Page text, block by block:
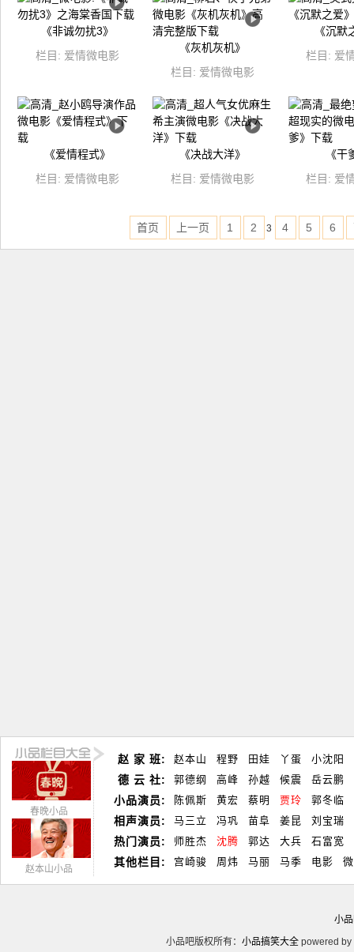
《非诚勿扰3》
栏目: 爱情微电影
《灰机灰机》
栏目: 爱情微电影
《沉默
栏目: 爱
《爱情程式》
栏目: 爱情微电影
《决战大洋》
栏目: 爱情微电影
《干
栏目: 爱
首页 上一页 1 2 3 4 5 6
春晚小品
赵本山小品
赵 家 班:
德 云 社:
小品演员:
相声演员:
热门演员:
其他栏目:
赵本山 程野 田娃 丫蛋
小沈阳
郭德纲
高峰 孙越 候震
岳云鹏
陈佩斯
黄宏 蔡明 贾玲
郭冬临
马三立
冯巩 苗阜 姜昆
刘宝瑞
师胜杰
沈腾 郭达 大兵
石富宽
宫崎骏
周炜 马丽 马季 电影
小
小品吧版权所有： 小品搞笑大全 powered by